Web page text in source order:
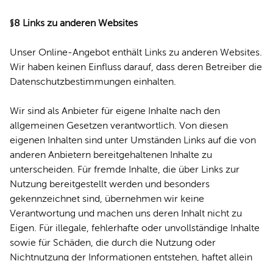
§8 Links zu anderen Websites
Unser Online-Angebot enthält Links zu anderen Websites.
Wir haben keinen Einfluss darauf, dass deren Betreiber die
Datenschutzbestimmungen einhalten.
Wir sind als Anbieter für eigene Inhalte nach den
allgemeinen Gesetzen verantwortlich. Von diesen
eigenen Inhalten sind unter Umständen Links auf die von
anderen Anbietern bereitgehaltenen Inhalte zu
unterscheiden. Für fremde Inhalte, die über Links zur
Nutzung bereitgestellt werden und besonders
gekennzeichnet sind, übernehmen wir keine
Verantwortung und machen uns deren Inhalt nicht zu
Eigen. Für illegale, fehlerhafte oder unvollständige Inhalte
sowie für Schäden, die durch die Nutzung oder
Nichtnutzung der Informationen entstehen, haftet allein